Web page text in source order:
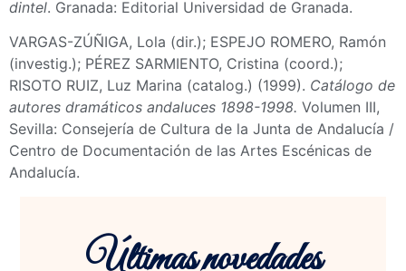
dintel. Granada: Editorial Universidad de Granada.
VARGAS-ZÚÑIGA, Lola (dir.); ESPEJO ROMERO, Ramón
(investig.); PÉREZ SARMIENTO, Cristina (coord.);
RISOTO RUIZ, Luz Marina (catalog.) (1999). Catálogo de
autores dramáticos andaluces 1898-1998. Volumen III,
Sevilla: Consejería de Cultura de la Junta de Andalucía /
Centro de Documentación de las Artes Escénicas de
Andalucía.
Últimas novedades